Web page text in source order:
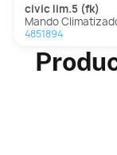
civic lim.5 (fk)
Mando Climatizador para Honda
4851894